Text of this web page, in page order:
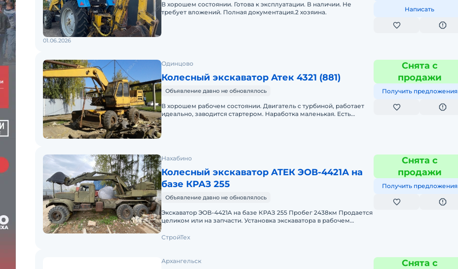
В хорошем состоянии. Готова к эксплуатации. В наличии. Не
требует вложений. Полная документация.2 хозяина.
Написать
01.06.2026
Одинцово
Колесный экскаватор Атек 4321 (881)
Объявление давно не обновлялось
В хорошем рабочем состоянии. Двигатель с турбиной, работает
идеально, заводится стартером. Наработка маленькая. Есть
Снята с
продажи
Получить предложения
Нахабино
Колесный экскаватор АТЕК ЭОВ-4421А на
базе КРАЗ 255
Объявление давно не обновлялось
Экскаватор ЭОВ-4421А на базе КРАЗ 255 Пробег 2438км Продается
целиком или на запчасти. Установка экскаватора в рабочем
Снята с
продажи
Получить предложения
СтройТех
Архангельск
Снята с